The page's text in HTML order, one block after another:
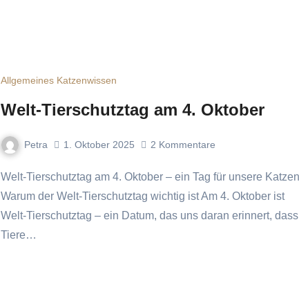
Allgemeines Katzenwissen
Welt-Tierschutztag am 4. Oktober
Petra 1. Oktober 2025 2 Kommentare
Welt-Tierschutztag am 4. Oktober – ein Tag für unsere Katzen –
Warum der Welt-Tierschutztag wichtig ist Am 4. Oktober ist
Welt-Tierschutztag – ein Datum, das uns daran erinnert, dass
Tiere…